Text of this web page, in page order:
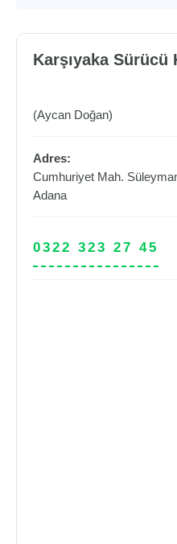
Karşıyaka Sürücü
(Aycan Doğan)
Adres:
Cumhuriyet Mah.
Adana
0322 323 27 45